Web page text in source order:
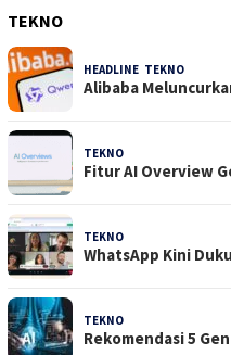
TEKNO
HEADLINE TEKNO
Alibaba
TEKNO
Fitur AI Overview
TEKNO
WhatsApp Kini
TEKNO
Rekomendasi 5